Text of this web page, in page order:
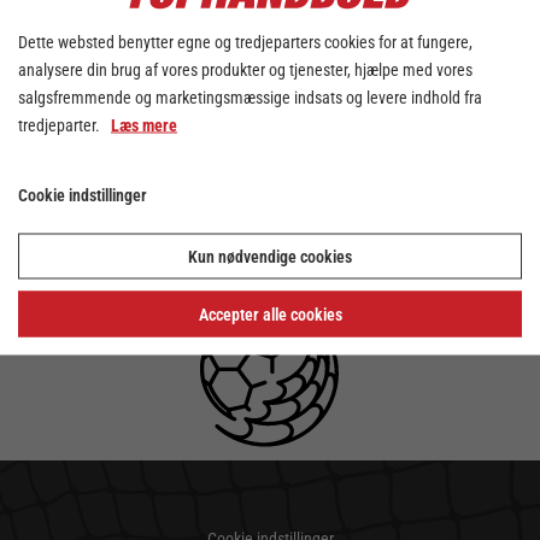
Dette websted benytter egne og tredjeparters cookies for at fungere,
analysere din brug af vores produkter og tjenester, hjælpe med vores
salgsfremmende og marketingsmæssige indsats og levere indhold fra
tredjeparter. Læs mere
Cookie indstillinger
Kun nødvendige cookies
Accepter alle cookies